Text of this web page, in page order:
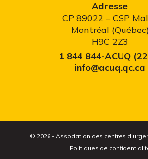
Adresse
CP 89022 – CSP
Montréal (Québec)
H9C 2Z3
1 844 844-ACUQ
info@acuq.qc.ca
© 2026 - Association des centres
Politiques de